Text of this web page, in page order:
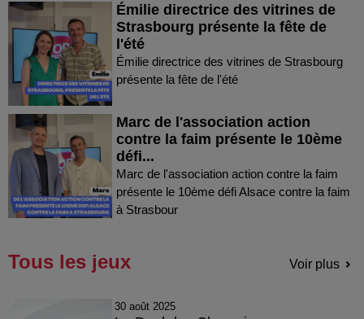
Émilie directrice des vitrines de
Strasbourg présente la fête de
l'été
Émilie directrice des vitrines de Strasbourg
présente la fête de l'été
Marc de l'association action
contre la faim présente le 10ème
défi...
Marc de l'association action contre la faim
présente le 10ème défi Alsace contre la faim
à Strasbour
Tous les jeux Voir plus
30 août 2025